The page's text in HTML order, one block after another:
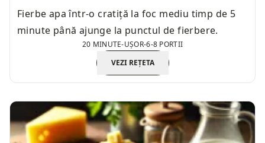
Fierbe apa într-o cratiță la foc mediu timp de 5
minute până ajunge la punctul de fierbere.
20 MINUTE-UȘOR-6-8 PORTII
VEZI REȚETA